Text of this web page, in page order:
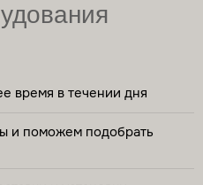
время в течении дня
и поможем подобрать